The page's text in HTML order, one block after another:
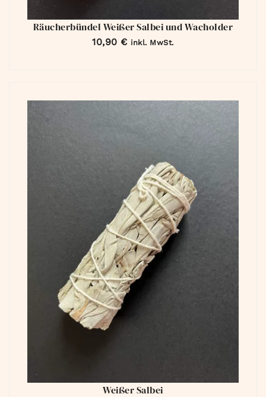
Räucherbündel Weißer Salbei und Wacholder
10,90 € inkl. MwSt.
Weißer Salbei